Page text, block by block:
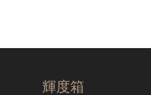
輝度箱